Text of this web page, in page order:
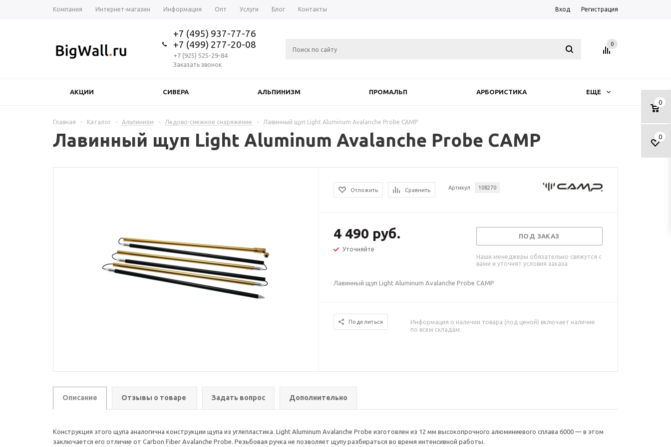
Компания Интернет-магазин Информация Опт Услуги Блог Контакты Вход Регистрация
+7 (495) 937-77-76
+7 (499) 277-20-08
+7 (925) 525-29-84
Заказать звонок
0
0
0
АКЦИИ СИВЕРА АЛЬПИНИЗМ ПРОМАЛЬП АРБОРИСТИКА ЕЩЕ
Главная - Каталог - Альпинизм - Ледово-снежное снаряжение - Лавинный щуп Light Aluminum Avalanche Probe CAMP
Лавинный щуп Light Aluminum Avalanche Probe CAMP
Отложить Сравнить Артикул 108270
4 490 руб.
Уточняйте
ПОД ЗАКАЗ
Наши менеджеры обязательно свяжутся с
вами и уточнят условия заказа
Лавинный щуп Light Aluminum Avalanche Probe CAMP
Поделиться
Информация о наличии товара (под ценой) включает наличие
по всем складам.
Описание Отзывы о товаре Задать вопрос Дополнительно
Конструкция этого щупа аналогична конструкции щупа из углепластика. Light Aluminum Avalanche Probe изготовлен из 12 мм высокопрочного алюминиевого сплава 6000 — в этом
заключается его отличие от Carbon Fiber Avalanche Probe. Резьбовая ручка не позволяет щупу разбираться во время интенсивной работы.